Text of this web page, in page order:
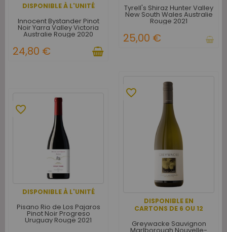
DISPONIBLE À L'UNITÉ
Innocent Bystander Pinot
Noir Yarra Valley Victoria
Australie Rouge 2020
24,80 €
Tyrell's Shiraz Hunter Valley
New South Wales Australie
Rouge 2021
25,00 €
DISPONIBLE À L'UNITÉ
favorite_border
Pisano Rio de Los Pajaros
Pinot Noir Progreso
Uruguay Rouge 2021
DISPONIBLE EN
CARTONS DE 6 OU 12
favorite_border
Greywacke Sauvignon